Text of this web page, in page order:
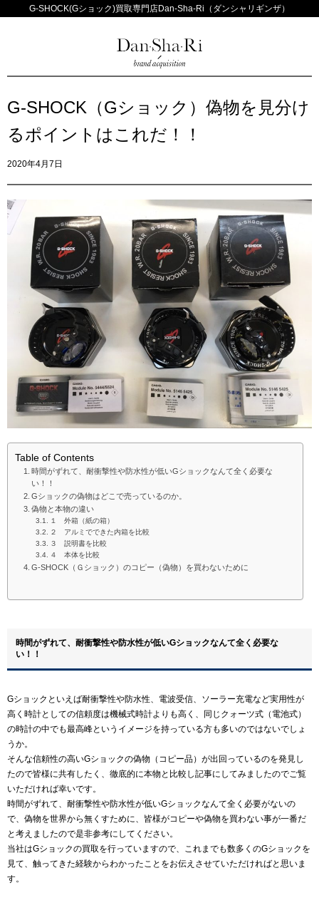
G-SHOCK(Gショック)買取専門店Dan-Sha-Ri（ダンシャリギンザ）
G-SHOCK（Gショック）偽物を見分け
るポイントはこれだ！！
2020年4月7日
Table of Contents
時間がずれて、耐衝撃性や防水性が低いGショックなんて全く必要な
い！！
Gショックの偽物はどこで売っているのか。
偽物と本物の違い
１ 外箱（紙の箱）
２ アルミでできた内箱を比較
３ 説明書を比較
４ 本体を比較
G-SHOCK（Ｇショック）のコピー（偽物）を買わないために
時間がずれて、耐衝撃性や防水性が低いGショックなんて全く必要な
い！！
Gショックといえば耐衝撃性や防水性、電波受信、ソーラー充電など実用性が
高く時計としての信頼度は機械式時計よりも高く、同じクォーツ式（電池式）
の時計の中でも最高峰というイメージを持っている方も多いのではないでしょ
うか。
そんな信頼性の高いGショックの偽物（コピー品）が出回っているのを発見し
たので皆様に共有したく、徹底的に本物と比較し記事にしてみましたのでご覧
いただければ幸いです。
時間がずれて、耐衝撃性や防水性が低いGショックなんて全く必要がないの
で、偽物を世界から無くすために、皆様がコピーや偽物を買わない事が一番だ
と考えましたので是非参考にしてください。
当社はGショックの買取を行っていますので、これまでも数多くのGショックを
見て、触ってきた経験からわかったことをお伝えさせていただければと思いま
す。